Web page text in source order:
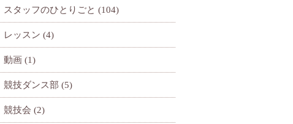
スタッフのひとりごと (104)
レッスン (4)
動画 (1)
競技ダンス部 (5)
競技会 (2)